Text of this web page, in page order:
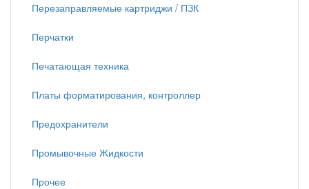
Перезаправляемые картриджи / ПЗК
Перчатки
Печатающая техника
Платы форматирования, контроллер
Предохранители
Промывочные Жидкости
Прочее